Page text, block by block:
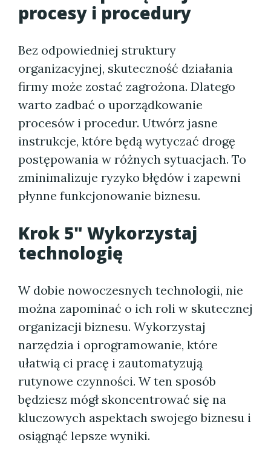
procesy i procedury
Bez odpowiedniej struktury
organizacyjnej, skuteczność działania
firmy może zostać zagrożona. Dlatego
warto zadbać o uporządkowanie
procesów i procedur. Utwórz jasne
instrukcje, które będą wytyczać drogę
postępowania w różnych sytuacjach. To
zminimalizuje ryzyko błędów i zapewni
płynne funkcjonowanie biznesu.
Krok 5" Wykorzystaj
technologię
W dobie nowoczesnych technologii, nie
można zapominać o ich roli w skutecznej
organizacji biznesu. Wykorzystaj
narzędzia i oprogramowanie, które
ułatwią ci pracę i zautomatyzują
rutynowe czynności. W ten sposób
będziesz mógł skoncentrować się na
kluczowych aspektach swojego biznesu i
osiągnąć lepsze wyniki.